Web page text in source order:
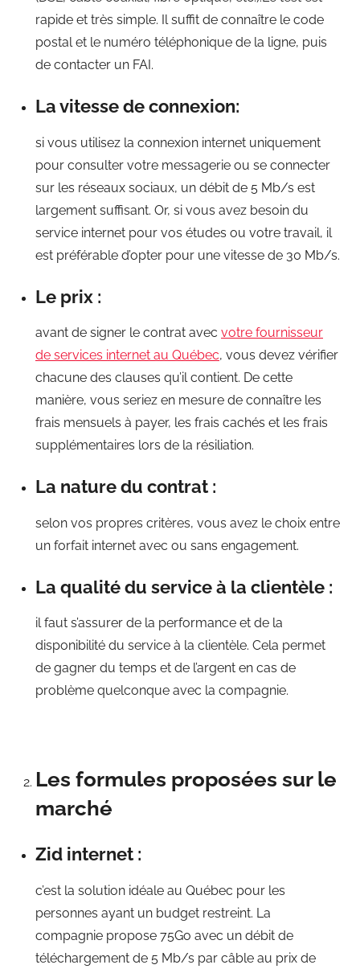
rapide et très simple. Il suffit de connaître le code
postal et le numéro téléphonique de la ligne, puis
de contacter un FAI.
La vitesse de connexion:
si vous utilisez la connexion internet uniquement
pour consulter votre messagerie ou se connecter
sur les réseaux sociaux, un débit de 5 Mb/s est
largement suffisant. Or, si vous avez besoin du
service internet pour vos études ou votre travail, il
est préférable d’opter pour une vitesse de 30 Mb/s.
Le prix :
avant de signer le contrat avec votre fournisseur
de services internet au Québec, vous devez vérifier
chacune des clauses qu’il contient. De cette
manière, vous seriez en mesure de connaître les
frais mensuels à payer, les frais cachés et les frais
supplémentaires lors de la résiliation.
La nature du contrat :
selon vos propres critères, vous avez le choix entre
un forfait internet avec ou sans engagement.
La qualité du service à la clientèle :
il faut s’assurer de la performance et de la
disponibilité du service à la clientèle. Cela permet
de gagner du temps et de l’argent en cas de
problème quelconque avec la compagnie.
Les formules proposées sur le
marché
Zid internet :
c’est la solution idéale au Québec pour les
personnes ayant un budget restreint. La
compagnie propose 75Go avec un débit de
téléchargement de 5 Mb/s par câble au prix de